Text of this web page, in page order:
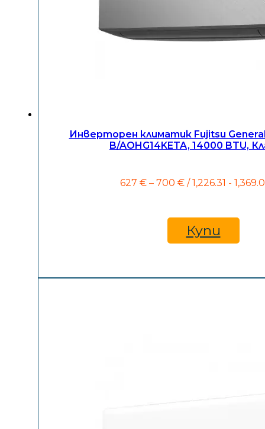
Инверторен климатик Fujitsu General
B/AOHG14KETA, 14000 BTU,
627 € – 700 €Price
through
700 €
/ 1,226.31 -
Купи